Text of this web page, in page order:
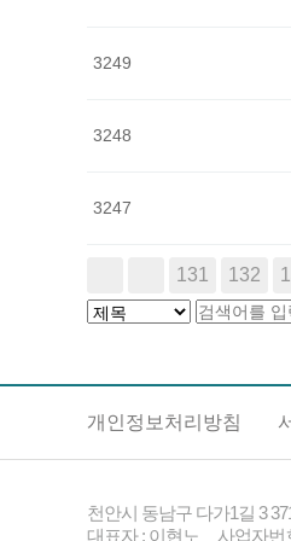
3249
3248
3247
131 132
개인정보처리방침
천안시 동남구 다가1길 3
대표자 : 이현노 사업자번